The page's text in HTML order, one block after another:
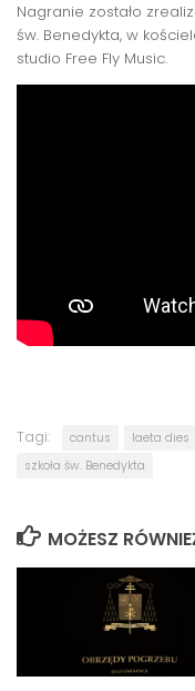
Nagranie zostało
św. Benedykta, w
studio Free Fly Music.
Tagi: cantus laeta dies
szkoła św. Benedykta
MOŻESZ